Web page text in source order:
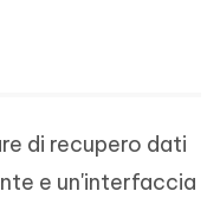
di recupero dati
e un'interfaccia